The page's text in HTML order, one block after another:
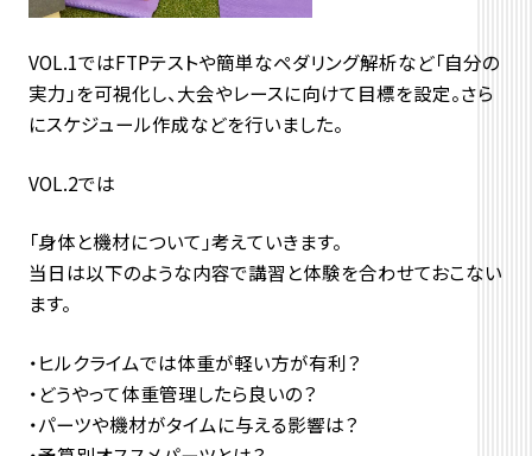
VOL.1ではFTPテストや簡単なペダリング解析など「自分の
実力」を可視化し、大会やレースに向けて目標を設定。さら
にスケジュール作成などを行いました。
VOL.2では
「身体と機材について」考えていきます。
当日は以下のような内容で講習と体験を合わせておこない
ます。
・ヒルクライムでは体重が軽い方が有利？
・どうやって体重管理したら良いの？
・パーツや機材がタイムに与える影響は？